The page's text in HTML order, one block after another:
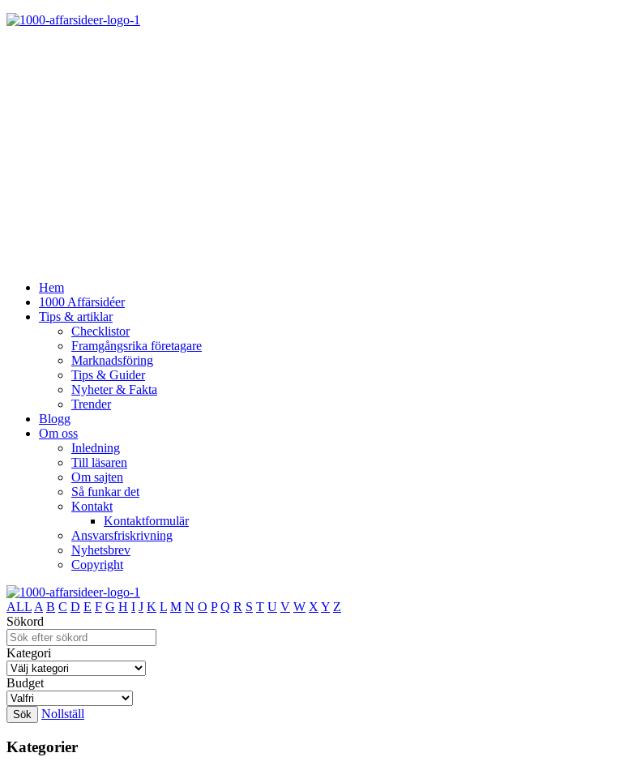
Hem
1000 Affärsidéer
Tips & artiklar
Checklistor
Framgångsrika företagare
Marknadsföring
Tips & Guider
Nyheter & Fakta
Trender
Blogg
Om oss
Inledning
Till läsaren
Om sajten
Så funkar det
Kontakt
Kontaktformulär
Ansvarsfriskrivning
Nyhetsbrev
Copyright
ALL A B C D E F G H I J K L M N O P Q R S T U V W X Y Z
Sökord
Kategori
Budget
Nollställ
Kategorier